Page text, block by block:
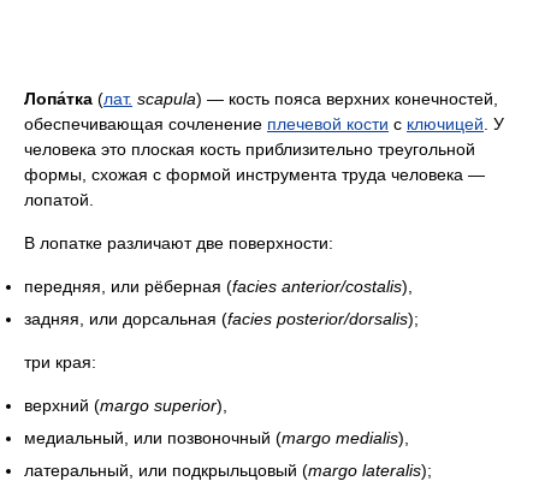
Лопа́тка (лат. scapula) — кость пояса верхних конечностей,
обеспечивающая сочленение плечевой кости с ключицей . У
человека это плоская кость приблизительно треугольной
формы, схожая с формой инструмента труда человека —
лопатой.
В лопатке различают две поверхности:
передняя, или рёберная (facies anterior/costalis),
задняя, или дорсальная (facies posterior/dorsalis);
три края:
верхний (margo superior),
медиальный, или позвоночный (margo medialis),
латеральный, или подкрыльцовый (margo lateralis);